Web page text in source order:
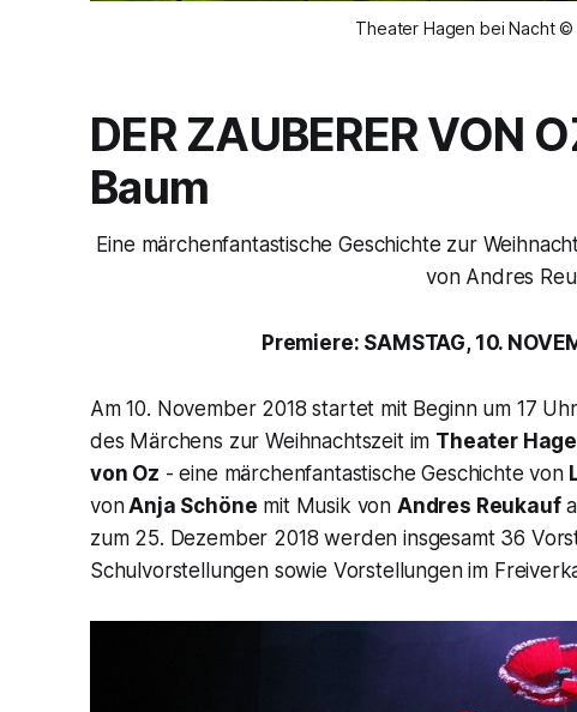
Theater Hagen bei Nacht ©
DER ZAUBERER VON
Baum
Eine märchenfantastische Geschichte zur
von Andres
Premiere: SAMSTAG, 10.
Am 10. November 2018 startet mit Beginn um 17
des Märchens zur Weihnachtszeit im Theater
von Oz - eine märchenfantastische Geschichte von
vonAnja Schöne mit Musik von Andres Reukauf
zum 25. Dezember 2018 werden insgesamt 36
Schulvorstellungen sowie Vorstellungen im